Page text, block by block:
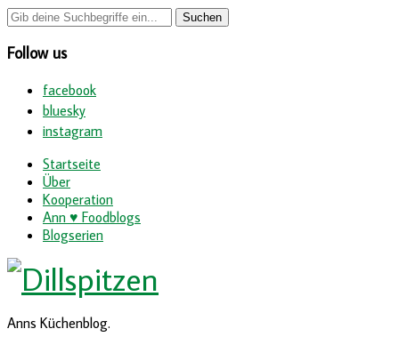
Follow us
facebook
bluesky
instagram
Startseite
Über
Kooperation
Ann ♥ Foodblogs
Blogserien
Anns Küchenblog.